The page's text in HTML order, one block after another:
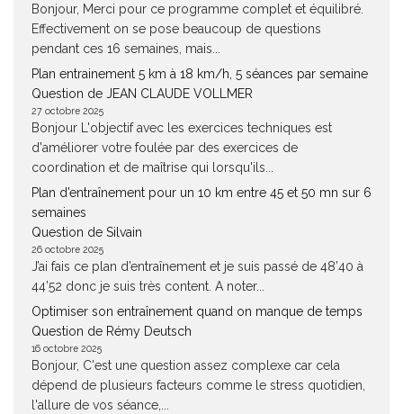
Bonjour, Merci pour ce programme complet et équilibré.
Effectivement on se pose beaucoup de questions
pendant ces 16 semaines, mais...
Plan entrainement 5 km à 18 km/h, 5 séances par semaine
Question de JEAN CLAUDE VOLLMER
27 octobre 2025
Bonjour L'objectif avec les exercices techniques est
d'améliorer votre foulée par des exercices de
coordination et de maîtrise qui lorsqu'ils...
Plan d’entraînement pour un 10 km entre 45 et 50 mn sur 6
semaines
Question de Silvain
26 octobre 2025
J’ai fais ce plan d’entraînement et je suis passé de 48’40 à
44’52 donc je suis très content. A noter...
Optimiser son entraînement quand on manque de temps
Question de Rémy Deutsch
16 octobre 2025
Bonjour, C'est une question assez complexe car cela
dépend de plusieurs facteurs comme le stress quotidien,
l'allure de vos séance,...